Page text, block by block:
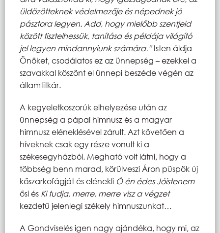
üldözötteknek védelmezője és népednek jó
pásztora legyen. Add, hogy mielőbb szentjeid
között tisztelhessük, tanítása és példája világító
jel legyen mindannyiunk számára.”Isten áldja
Önöket, csodálatos ez az ünnepség – ezekkel a
szavakkal köszönt el ünnepi beszéde végén az
államtitkár.
A kegyeletkoszorúk elhelyezése után az
ünnepség a pápai himnusz és a magyar
himnusz eléneklésével zárult. Azt követően a
híveknek csak egy része vonult ki a
székesegyházból. Megható volt látni, hogy a
többség benn marad, körülveszi Áron püspök új
kőszarkofágját és elénekli Ó én édes Jóistenem
ősi és Ki tudja, merre, merre visz a végzet
kezdetű jelenlegi székely himnuszunkat…
A Gondviselés igen nagy ajándéka, hogy mi, az